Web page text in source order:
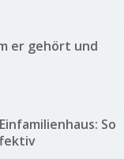
er gehört und
So